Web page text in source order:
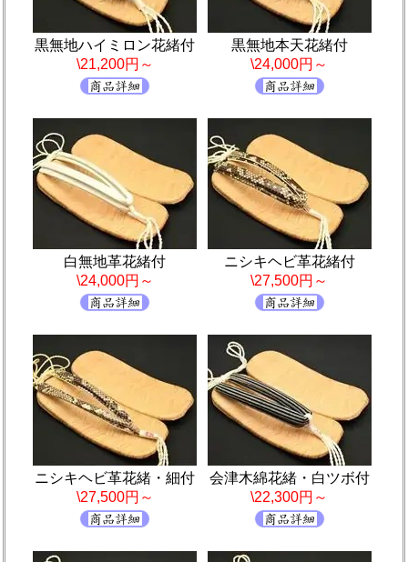
黒無地ハイミロン花緒付
\21,200円～
黒無地本天花緒付
\24,000円～
白無地革花緒付
\24,000円～
ニシキヘビ革花緒付
\27,500円～
ニシキヘビ革花緒・細付
\27,500円～
会津木綿花緒・白ツボ付
\22,300円～